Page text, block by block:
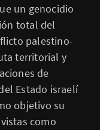
un genocidio
total del
palestino-
territorial y
de
Estado israelí
objetivo su
como